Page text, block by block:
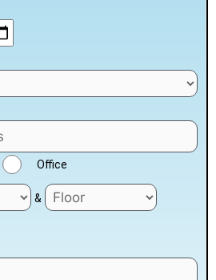
Office
&